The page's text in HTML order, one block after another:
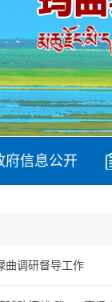
府信息公开
曲调研督导工作